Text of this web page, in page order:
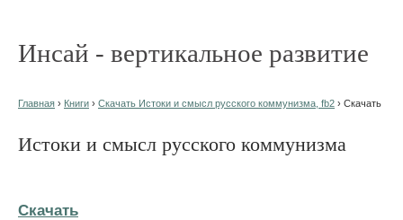
Инсай - вертикальное развитие
Главная › Книги › Скачать Истоки и смысл русского коммунизма, fb2 › Скачать
Истоки и смысл русского коммунизма
Скачать